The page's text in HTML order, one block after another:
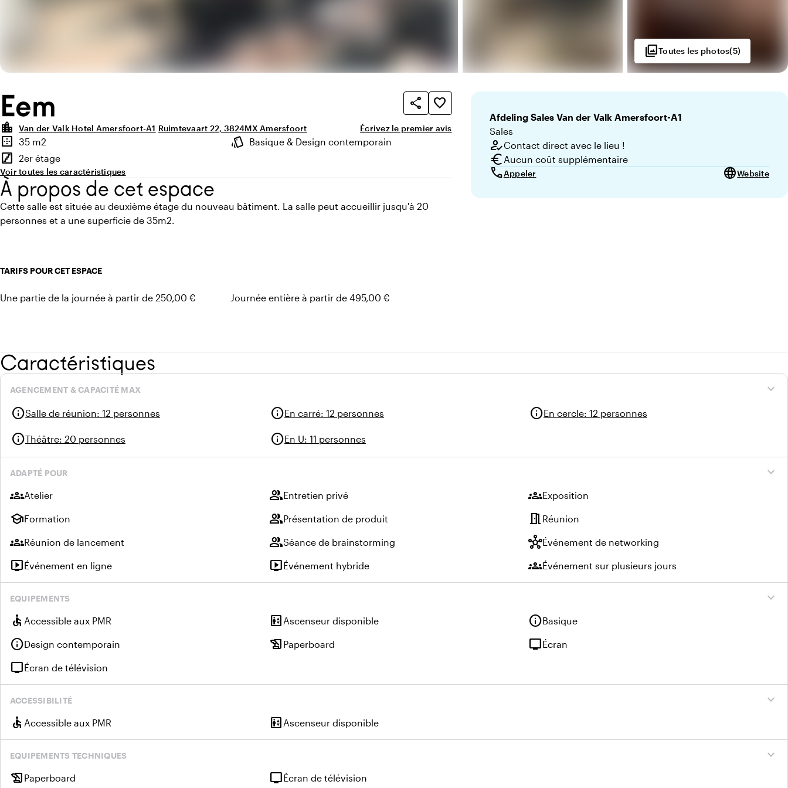
photo_libraryToutes les photos(5)
Eem share
favorite_border
location_city
Van der Valk Hotel Amersfoort-A1 Ruimtevaart 22, 3824MX Amersfoort Écrivez le premier avis
Points forts
border_outer
Superficie
35 m2 style
Ambiance
Basique & Design contemporain
stairs
Étage
2er étage
Voir toutes les caractéristiques
À propos de cet espace
Cette salle est située au deuxième étage du nouveau bâtiment. La salle peut accueillir jusqu'à 20
personnes et a une superficie de 35m2.
TARIFS POUR CET ESPACE
Une partie de la journée à partir de 250,00 € Journée entière à partir de 495,00 €
Afdeling Sales Van der Valk Amersfoort-A1
Sales
how_to_regContact direct avec le lieu !
euro Aucun coût supplémentaire
callAppeler languageWebsite
Caractéristiques
expand_more
AGENCEMENT & CAPACITÉ MAX
infoSalle de réunion: 12 personnes infoEn carré: 12 personnes infoEn cercle: 12 personnes
infoThéâtre: 20 personnes infoEn U: 11 personnes
expand_more
ADAPTÉ POUR
groupsAtelier groupEntretien privé groupsExposition
schoolFormation groupPrésentation de produit meeting_room Réunion
groupsRéunion de lancement groupSéance de brainstorming hubÉvénement de networking
live_tvÉvénement en ligne live_tvÉvénement hybride groupsÉvénement sur plusieurs jours
expand_more
EQUIPEMENTS
accessible Accessible aux PMR elevator Ascenseur disponible infoBasique
infoDesign contemporain history_edu Paperboard tvÉcran
tvÉcran de télévision
expand_more
ACCESSIBILITÉ
accessible Accessible aux PMR elevator Ascenseur disponible
expand_more
EQUIPEMENTS TECHNIQUES
history_edu Paperboard tvÉcran de télévision